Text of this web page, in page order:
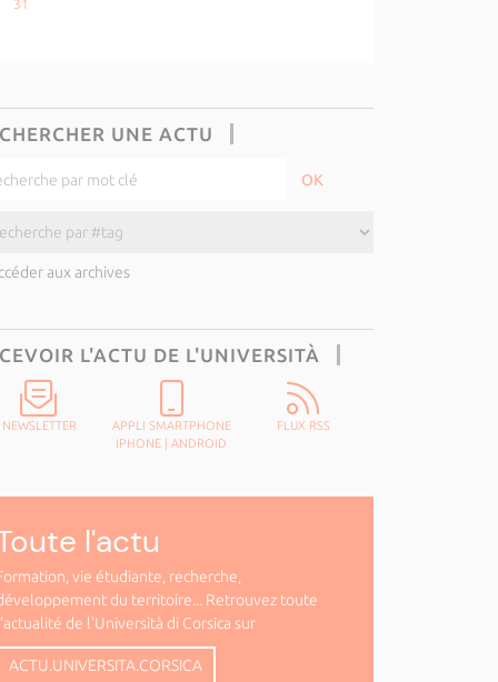
31
UNE ACTU
aux archives
L'ACTU DE L'UNIVERSITÀ
NEWSLETTER
APPLI SMARTPHONE
IPHONE |ANDROID
FLUX RSS
l'actu
vie étudiante, recherche,
du territoire... Retrouvez toute
de l'Università di Corsica sur
ACTU.UNIVERSITA.CORSICA